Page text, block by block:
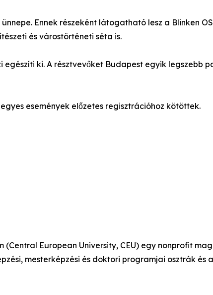
Ennek részeként látogatható lesz a Blinken
és várostörténeti séta is.
ki. A résztvevőket Budapest egyik legszebb
egyes események előzetes regisztrációhoz kötöttek.
European University, CEU) egy nonprofit
mesterképzési és doktori programjai osztrák